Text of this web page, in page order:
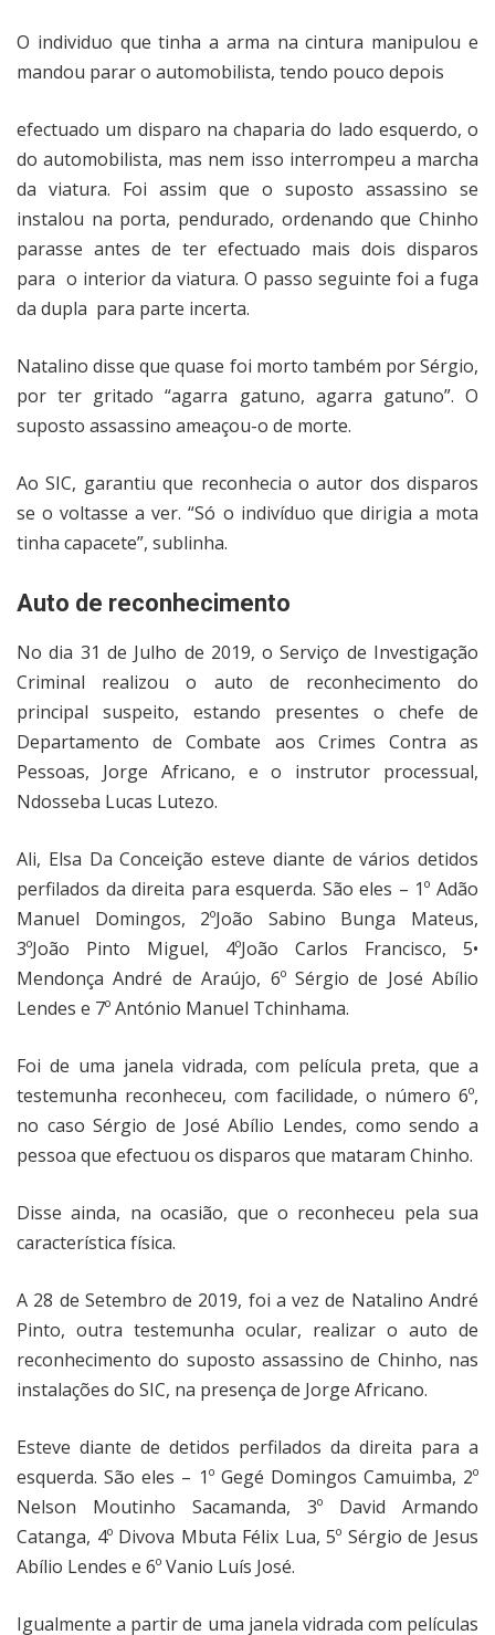
O individuo que tinha a arma na cintura manipulou e
mandou parar o automobilista, tendo pouco depois
efectuado um disparo na chaparia do lado esquerdo, o
do automobilista, mas nem isso interrompeu a marcha
da viatura. Foi assim que o suposto assassino se
instalou na porta, pendurado, ordenando que Chinho
parasse antes de ter efectuado mais dois disparos
para o interior da viatura. O passo seguinte foi a fuga
da dupla para parte incerta.
Natalino disse que quase foi morto também por Sérgio,
por ter gritado “agarra gatuno, agarra gatuno”. O
suposto assassino ameaçou-o de morte.
Ao SIC, garantiu que reconhecia o autor dos disparos
se o voltasse a ver. “Só o indivíduo que dirigia a mota
tinha capacete”, sublinha.
Auto de reconhecimento
No dia 31 de Julho de 2019, o Serviço de Investigação
Criminal realizou o auto de reconhecimento do
principal suspeito, estando presentes o chefe de
Departamento de Combate aos Crimes Contra as
Pessoas, Jorge Africano, e o instrutor processual,
Ndosseba Lucas Lutezo.
Ali, Elsa Da Conceição esteve diante de vários detidos
perfilados da direita para esquerda. São eles – 1º Adão
Manuel Domingos, 2ºJoão Sabino Bunga Mateus,
3ºJoão Pinto Miguel, 4ºJoão Carlos Francisco, 5•
Mendonça André de Araújo, 6º Sérgio de José Abílio
Lendes e 7º António Manuel Tchinhama.
Foi de uma janela vidrada, com película preta, que a
testemunha reconheceu, com facilidade, o número 6º,
no caso Sérgio de José Abílio Lendes, como sendo a
pessoa que efectuou os disparos que mataram Chinho.
Disse ainda, na ocasião, que o reconheceu pela sua
característica física.
A 28 de Setembro de 2019, foi a vez de Natalino André
Pinto, outra testemunha ocular, realizar o auto de
reconhecimento do suposto assassino de Chinho, nas
instalações do SIC, na presença de Jorge Africano.
Esteve diante de detidos perfilados da direita para a
esquerda. São eles – 1º Gegé Domingos Camuimba, 2º
Nelson Moutinho Sacamanda, 3º David Armando
Catanga, 4º Divova Mbuta Félix Lua, 5º Sérgio de Jesus
Abílio Lendes e 6º Vanio Luís José.
Igualmente a partir de uma janela vidrada com películas